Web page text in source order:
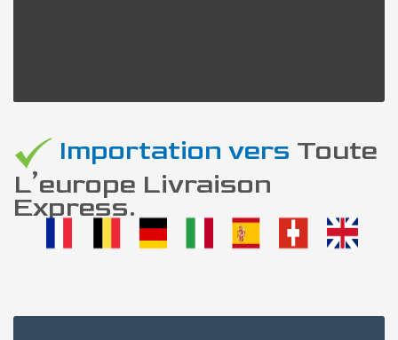
Importation vers Toute
L’europe Livraison
Express.